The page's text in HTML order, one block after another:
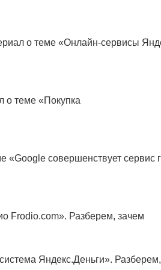
о теме «Онлайн-сервисы
о теме «Покупка
совершенствует сервис
Frodio.com». Разберем, зачем
Яндекс.Деньги».